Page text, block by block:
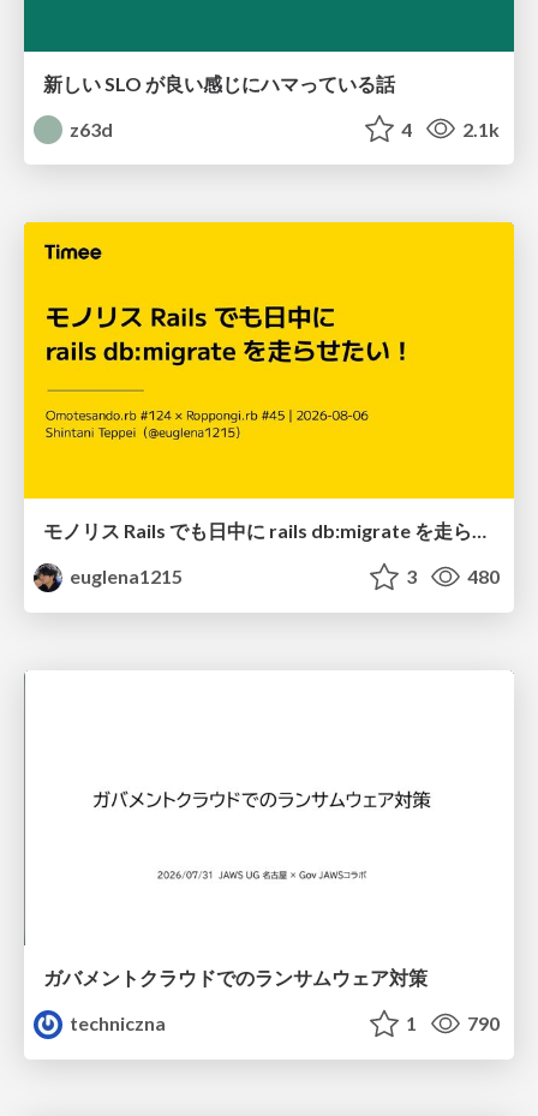
新しい SLO が良い感じにハマっている話
z63d
4 2.1k
モノリス Rails でも日中に rails db:migrate を走らせたい！ / Daytime rails db:migrate on Monolithic Rails!
euglena1215
3 480
ガバメントクラウドでのランサムウェア対策
techniczna
1 790